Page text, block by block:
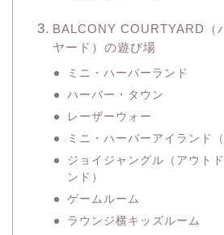
BALCONY COURTYARD（
ヤード）の遊び場
ミニ・ハーバーランド
ハーバー・タウン
レーザーウォー
ミニ・ハーバーアイランド（
ジョイジャングル（アウト
ンド）
ゲームルーム
ラウンジ横キッズルーム